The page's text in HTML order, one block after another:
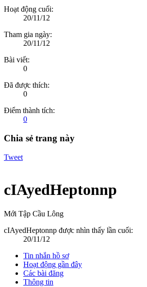
Hoạt động cuối:
20/11/12
Tham gia ngày:
20/11/12
Bài viết:
0
Đã được thích:
0
Điểm thành tích:
0
Chia sẻ trang này
Tweet
cIAyedHeptonnp
Mới Tập Cầu Lông
cIAyedHeptonnp được nhìn thấy lần cuối:
20/11/12
Tin nhắn hồ sơ
Hoạt động gần đây
Các bài đăng
Thông tin